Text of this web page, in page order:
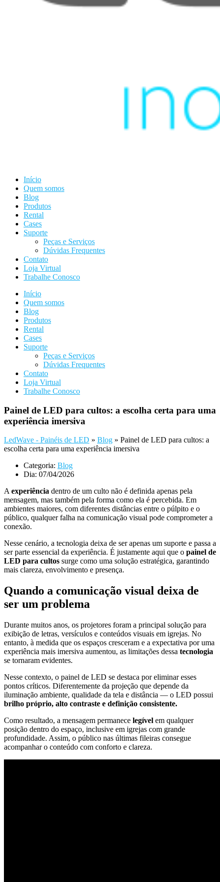
Início
Quem somos
Blog
Produtos
Rental
Cases
Suporte
Peças e Serviços
Dúvidas Frequentes
Contato
Loja Virtual
Trabalhe Conosco
Início
Quem somos
Blog
Produtos
Rental
Cases
Suporte
Peças e Serviços
Dúvidas Frequentes
Contato
Loja Virtual
Trabalhe Conosco
Painel de LED para cultos: a escolha certa para uma
experiência imersiva
LedWave - Painéis de LED » Blog » Painel de LED para cultos: a
escolha certa para uma experiência imersiva
Categoria: Blog
Dia: 07/04/2026
Aexperiência dentro de um culto não é definida apenas pela
mensagem, mas também pela forma como ela é percebida. Em
ambientes maiores, com diferentes distâncias entre o púlpito e o
público, qualquer falha na comunicação visual pode comprometer a
conexão.
Nesse cenário, a tecnologia deixa de ser apenas um suporte e passa a
ser parte essencial da experiência. É justamente aqui que o painel de
LED para cultos surge como uma solução estratégica, garantindo
mais clareza, envolvimento e presença.
Quando a comunicação visual deixa de
ser um problema
Durante muitos anos, os projetores foram a principal solução para
exibição de letras, versículos e conteúdos visuais em igrejas. No
entanto, à medida que os espaços cresceram e a expectativa por uma
experiência mais imersiva aumentou, as limitações dessa tecnologia
se tornaram evidentes.
Nesse contexto, o painel de LED se destaca por eliminar esses
pontos críticos. Diferentemente da projeção que depende da
iluminação ambiente, qualidade da tela e distância — o LED possui
brilho próprio, alto contraste e definição consistente.
Como resultado, a mensagem permanece legível em qualquer
posição dentro do espaço, inclusive em igrejas com grande
profundidade. Assim, o público nas últimas fileiras consegue
acompanhar o conteúdo com conforto e clareza.